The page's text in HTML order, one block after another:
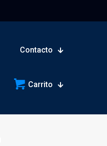
Contacto
Carrito